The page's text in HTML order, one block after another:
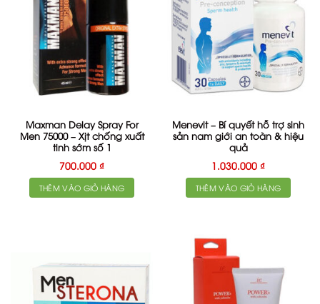
Maxman Delay Spray For
Men 75000 – Xịt chống xuất
tinh sớm số 1
700.000 ₫
THÊM VÀO GIỎ HÀNG
Menevit – Bí quyết hỗ trợ sinh
sản nam giới an toàn & hiệu
quả
1.030.000 ₫
THÊM VÀO GIỎ HÀNG